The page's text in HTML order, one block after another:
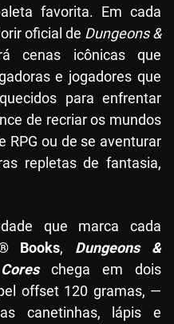
favorita. Em cada
oficial de Dungeons &
cenas icônicas que
e jogadores que
para enfrentar
de recriar os mundos
RPG ou de se aventurar
repletas de fantasia,
que marca cada
Books, Dungeons &
chega em dois
offset 120 gramas, —
canetinhas, lápis e